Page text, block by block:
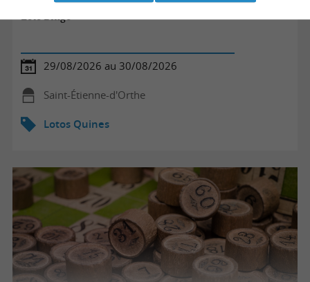
Loto Bingo
29/08/2026 au 30/08/2026
Saint-Étienne-d'Orthe
Lotos Quines